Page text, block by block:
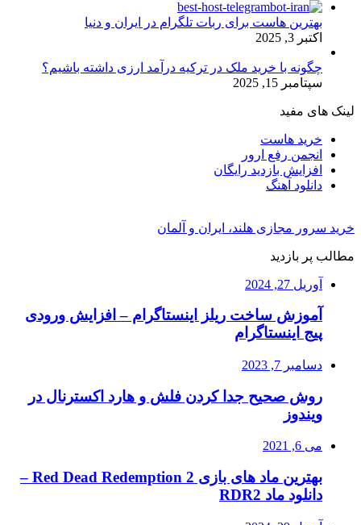
بهترین هاست برای ربات تلگرام در ایران و دنیا
اکتبر 3, 2025
چگونه با خرید ملک در ترکیه درآمد ارزی داشته باشیم؟
سپتامبر 15, 2025
لینک های مفید
خرید هاست
انجمن رفع ارور
افزایش بازدید رایگان
دانلود آهنگ
خرید سرور مجازی هلند، ایران و آلمان
مطالب پر بازدید
آوریل 27, 2024
آموزش ساخت ریلز اینستاگرام – افزایش ورودی
پیج اینستاگرام
دسامبر 7, 2023
روش صحیح جدا کردن فلش و هارد اکسترنال در
ویندوز
می 6, 2021
بهترین ماد های بازی Red Dead Redemption 2 –
دانلود ماد RDR2